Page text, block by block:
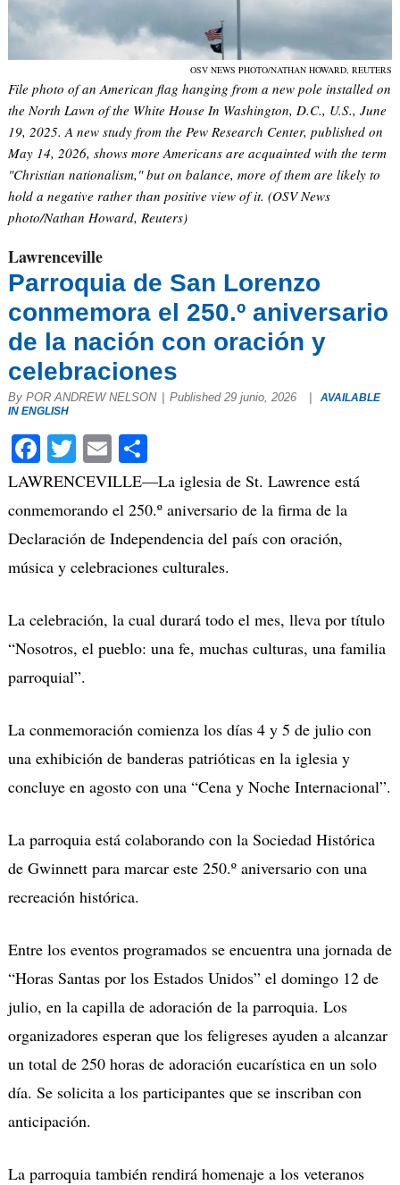
OSV NEWS PHOTO/NATHAN HOWARD, REUTERS
File photo of an American flag hanging from a new pole installed on
the North Lawn of the White House In Washington, D.C., U.S., June
19, 2025. A new study from the Pew Research Center, published on
May 14, 2026, shows more Americans are acquainted with the term
"Christian nationalism," but on balance, more of them are likely to
hold a negative rather than positive view of it. (OSV News
photo/Nathan Howard, Reuters)
Lawrenceville
Parroquia de San Lorenzo
conmemora el 250.º aniversario
de la nación con oración y
celebraciones
By POR ANDREW NELSON Published 29 junio, 2026
AVAILABLE
IN ENGLISH
Facebook
Twitter
EmailCompartir
LAWRENCEVILLE—La iglesia de St. Lawrence está
conmemorando el 250.º aniversario de la firma de la
Declaración de Independencia del país con oración,
música y celebraciones culturales.
La celebración, la cual durará todo el mes, lleva por título
“Nosotros, el pueblo: una fe, muchas culturas, una familia
parroquial”.
La conmemoración comienza los días 4 y 5 de julio con
una exhibición de banderas patrióticas en la iglesia y
concluye en agosto con una “Cena y Noche Internacional”.
La parroquia está colaborando con la Sociedad Histórica
de Gwinnett para marcar este 250.º aniversario con una
recreación histórica.
Entre los eventos programados se encuentra una jornada de
“Horas Santas por los Estados Unidos” el domingo 12 de
julio, en la capilla de adoración de la parroquia. Los
organizadores esperan que los feligreses ayuden a alcanzar
un total de 250 horas de adoración eucarística en un solo
día. Se solicita a los participantes que se inscriban con
anticipación.
La parroquia también rendirá homenaje a los veteranos